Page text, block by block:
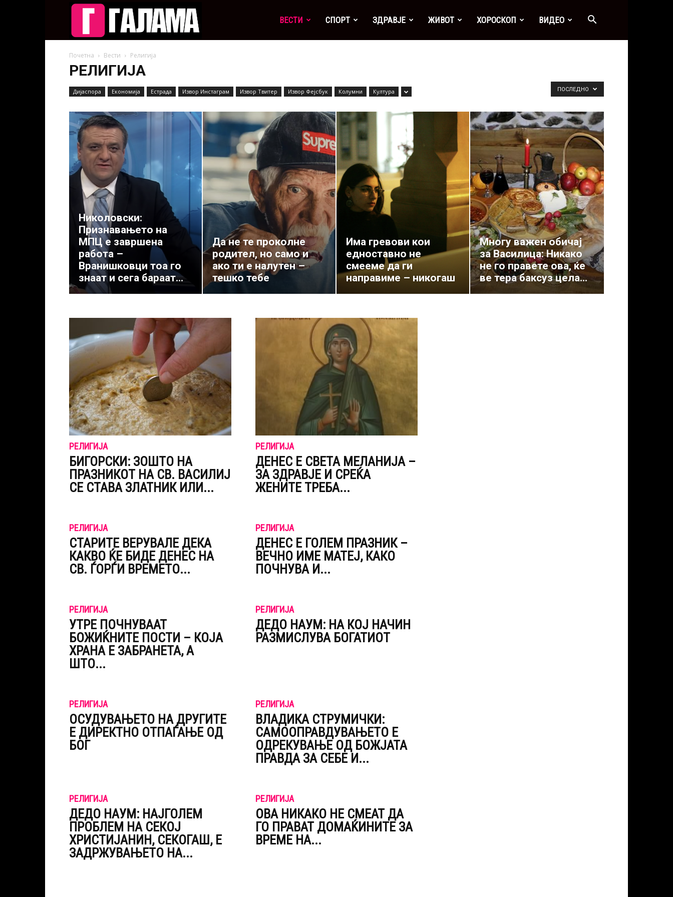
ВЕСТИ СПОРТ ЗДРАВЈЕ ЖИВОТ ХОРОСКОП ВИДЕО
Почетна Вести Религија
РЕЛИГИЈА
Дијаспора Економија Естрада Извор Инстаграм Извор Твитер Извор Фејсбук Колумни Култура ПОСЛЕДНО
Николовски:
Признавањето на
МПЦ е завршена
работа –
Вранишковци тоа го
знаат и сега бараат...
Да не те проколне
родител, но само и
ако ти е налутен –
тешко тебе
Има гревови кои
едноставно не
смееме да ги
направиме – никогаш
Многу важен обичај
за Василица: Никако
не го правете ова, ќе
ве тера баксуз цела...
РЕЛИГИЈА
БИГОРСКИ: ЗОШТО НА
ПРАЗНИКОТ НА СВ. ВАСИЛИЈ
СЕ СТАВА ЗЛАТНИК ИЛИ...
РЕЛИГИЈА
ДЕНЕС Е СВЕТА МЕЛАНИЈА –
ЗА ЗДРАВЈЕ И СРЕЌА
ЖЕНИТЕ ТРЕБА...
РЕЛИГИЈА
СТАРИТЕ ВЕРУВАЛЕ ДЕКА
КАКВО ЌЕ БИДЕ ДЕНЕС НА
СВ. ЃОРЃИ ВРЕМЕТО...
РЕЛИГИЈА
ДЕНЕС Е ГОЛЕМ ПРАЗНИК –
ВЕЧНО ИМЕ МАТЕЈ, КАКО
ПОЧНУВА И...
РЕЛИГИЈА
УТРЕ ПОЧНУВААТ
БОЖИЌНИТЕ ПОСТИ – КОЈА
ХРАНА Е ЗАБРАНЕТА, А
ШТО...
РЕЛИГИЈА
ДЕДО НАУМ: НА КОЈ НАЧИН
РАЗМИСЛУВА БОГАТИОТ
РЕЛИГИЈА
ОСУДУВАЊЕТО НА ДРУГИТЕ
Е ДИРЕКТНО ОТПАЃАЊЕ ОД
БОГ
РЕЛИГИЈА
ВЛАДИКА СТРУМИЧКИ:
САМООПРАВДУВАЊЕТО Е
ОДРЕКУВАЊЕ ОД БОЖЈАТА
ПРАВДА ЗА СЕБЕ И...
РЕЛИГИЈА
ДЕДО НАУМ: НАЈГОЛЕМ
ПРОБЛЕМ НА СЕКОЈ
ХРИСТИЈАНИН, СЕКОГАШ, Е
ЗАДРЖУВАЊЕТО НА...
РЕЛИГИЈА
ОВА НИКАКО НЕ СМЕАТ ДА
ГО ПРАВАТ ДОМАЌИНИТЕ ЗА
ВРЕМЕ НА...